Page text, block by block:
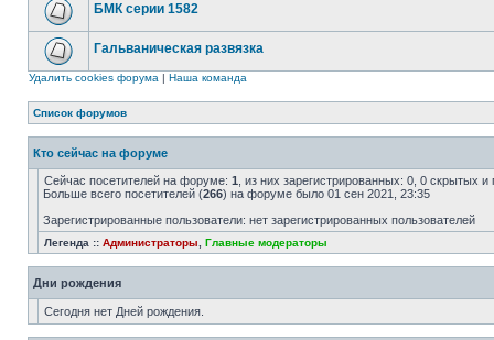
БМК серии 1582
Гальваническая развязка
Удалить cookies форума | Наша команда
Список форумов
Кто сейчас на форуме
Сейчас посетителей на форуме: 1 , из них зарегистрированных: 0, 0 скрытых
Больше всего посетителей (266) на форуме было 01 сен 2021, 23:35
Зарегистрированные пользователи: нет зарегистрированных пользователей
Легенда :: Администраторы Главные модераторы
Дни рождения
Сегодня нет Дней рождения.